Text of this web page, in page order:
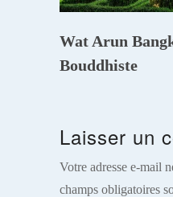
Wat Arun
Bouddhiste
Laisser un
Votre adresse e-mail
champs obligatoires